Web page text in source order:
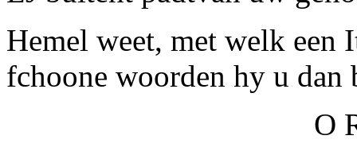
Hemel weet, met welk
fchoone woorden hy u dan
O